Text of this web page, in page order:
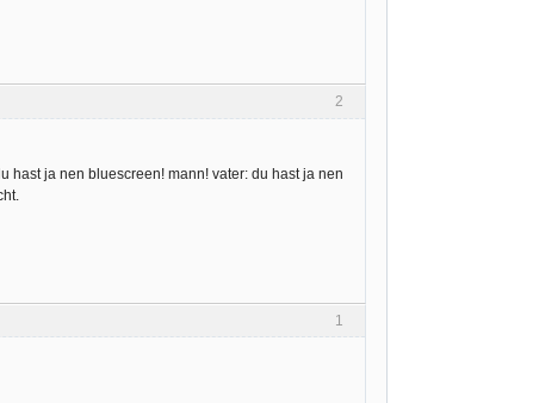
2
hast ja nen bluescreen! mann! vater: du hast ja nen
1